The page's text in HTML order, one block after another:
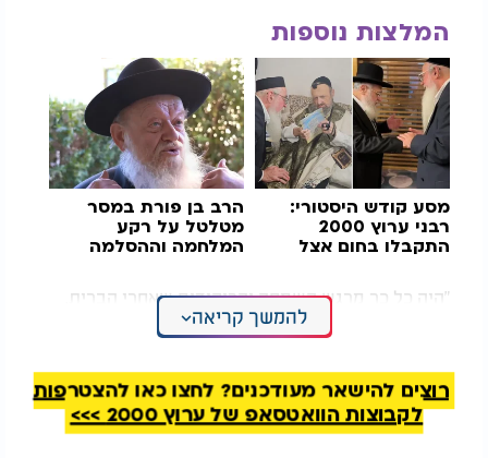
המלצות נוספות
מסע קודש היסטורי:
רבני ערוץ 2000
התקבלו בחום אצל
הרב בן פורת במסר
מטלטל על רקע
המלחמה וההסלמה
"היה כל כך מרגש השמחה והריקודים שאחרי הברית,
לראות את הניצוץ היהודי שחיכה עד שסוף סוף נכנס
בבריתו של אברהם אבינו".
להמשך קריאה
רוצים להישאר מעודכנים? לחצו כאן להצטרפות
לקבוצות הוואטסאפ של ערוץ 2000 >>>